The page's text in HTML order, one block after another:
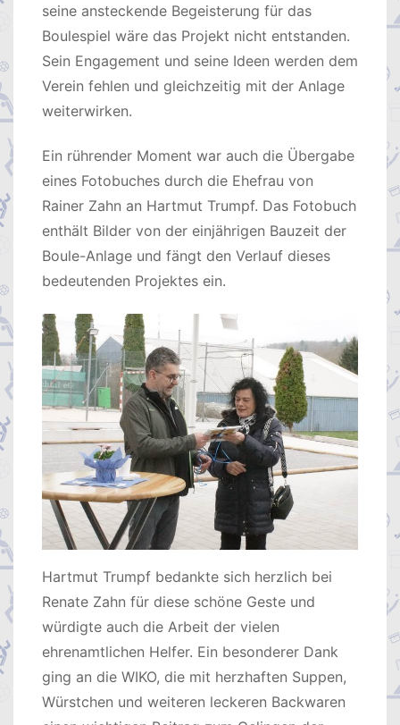
seine ansteckende Begeisterung für das
Boulespiel wäre das Projekt nicht entstanden.
Sein Engagement und seine Ideen werden dem
Verein fehlen und gleichzeitig mit der Anlage
weiterwirken.
Ein rührender Moment war auch die Übergabe
eines Fotobuches durch die Ehefrau von
Rainer Zahn an Hartmut Trumpf. Das Fotobuch
enthält Bilder von der einjährigen Bauzeit der
Boule-Anlage und fängt den Verlauf dieses
bedeutenden Projektes ein.
Hartmut Trumpf bedankte sich herzlich bei
Renate Zahn für diese schöne Geste und
würdigte auch die Arbeit der vielen
ehrenamtlichen Helfer. Ein besonderer Dank
ging an die WIKO, die mit herzhaften Suppen,
Würstchen und weiteren leckeren Backwaren